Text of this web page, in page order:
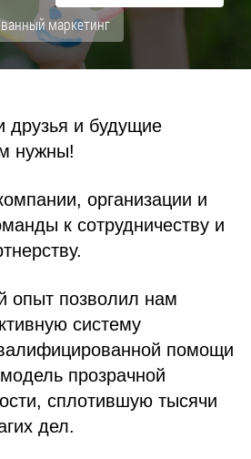
маркетинг
и будущие
нужны!
организации и
к сотрудничеству и
опыт позволил нам
систему
помощи
прозрачной
сплотившую тысячи
дел.